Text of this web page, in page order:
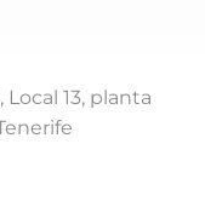
Local 13, planta
Tenerife